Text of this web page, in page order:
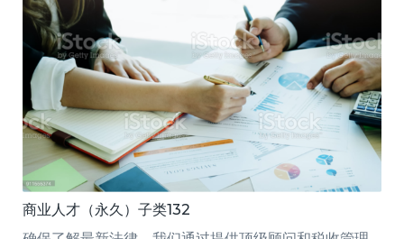
商业人才（永久）子类132